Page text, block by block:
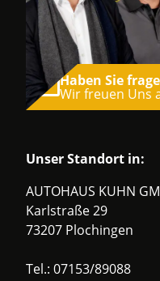
Haben Sie
Wir freuen Uns
Unser Standort in:
AUTOHAUS KUHN
Karlstraße 29
73207 Plochingen
Tel.: 07153/89088